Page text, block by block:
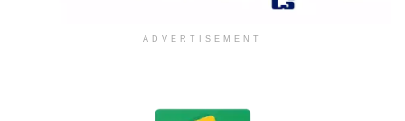
ADVERTISEMENT